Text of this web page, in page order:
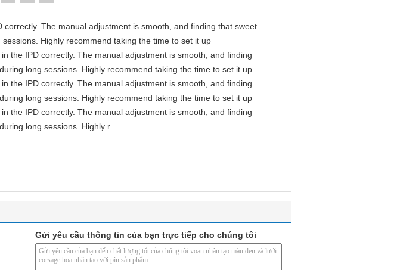
The manual adjustment is smooth, and finding that sweet
Highly recommend taking the time to set it up
the IPD correctly. The manual adjustment is smooth, and finding
long sessions. Highly recommend taking the time to set it up
the IPD correctly. The manual adjustment is smooth, and finding
long sessions. Highly recommend taking the time to set it up
the IPD correctly. The manual adjustment is smooth, and finding
long sessions. Highly r
Gửi yêu cầu thông tin của bạn trực tiếp cho chúng tôi